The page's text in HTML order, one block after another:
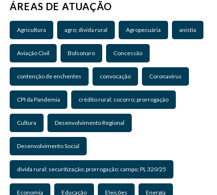
ÁREAS DE ATUAÇÃO
Agricultura agro; divida rural Agropecuária anistia
Aviação Civil Bolsonaro Concessão
contenção de enchentes convocação Coronavírus
CPI da Pandemia crédito rural; socorro; prorrogação
Cultura Desenvolvimento Regional
Desenvolvimento Social
dívida rural; securitização; prorrogação; campo; PL 320/25
Economia Educação Eleições Energia